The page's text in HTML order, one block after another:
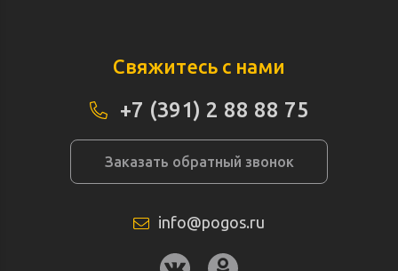
Свяжитесь с нами
+7 (391) 2 88 88 75
Заказать обратный звонок
info@pogos.ru